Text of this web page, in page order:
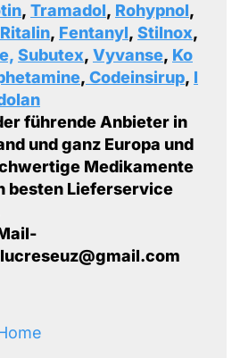
, Tramadol, Rohypnol,
Ritalin, Fentanyl, Stilnox,
Subutex, Vyvanse, Ko
, Codeinsirup, l
führende Anbieter in
und ganz Europa und
Medikamente
besten Lieferservice